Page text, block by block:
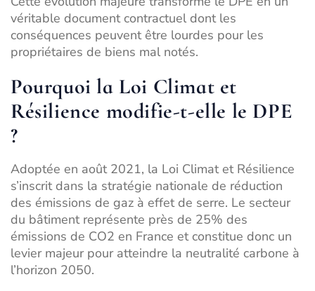
véritable document contractuel dont les
conséquences peuvent être lourdes pour les
propriétaires de biens mal notés.
Pourquoi la Loi Climat et
Résilience modifie-t-elle le DPE
?
Adoptée en août 2021, la Loi Climat et Résilience
s’inscrit dans la stratégie nationale de réduction
des émissions de gaz à effet de serre. Le secteur
du bâtiment représente près de 25% des
émissions de CO2 en France et constitue donc un
levier majeur pour atteindre la neutralité carbone à
l’horizon 2050.